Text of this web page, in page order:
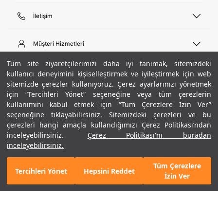
Tüm site ziyaretçilerimizi daha iyi tanımak, sitemizdeki
kullanıcı deneyimini kişiselleştirmek ve iyileştirmek için web
sitemizde çerezler kullanıyoruz. Çerez ayarlarınızı yönetmek
için “Tercihleri Yönet” seçeneğine veya tüm çerezlerin
kullanımını kabul etmek için “Tüm Çerezlere İzin Ver”
seçeneğine tıklayabilirsiniz. Sitemizdeki çerezleri ve bu
çerezleri hangi amaçla kullandığımızı Çerez Politikası’ndan
inceleyebilirsiniz.
Çerez Politikası'nı buradan
inceleyebilirsiniz.
Tercihleri Yönet Hepsini Reddet
Tüm Çerezlere
İzin Ver
+ 20 Renk
1.990 TL
%30
SEPETE EKLE
İletişim
444 02 00
Pazartesi - Cuma 09:00 - 18:00
E-posta
bilgi@underarmour.com
Müşteri Hizmetleri
Sipariş Sorgulama
Bize Ulaşın
Teslimat Bilgileri
İşlem Rehberi
İade ve Değişimler
Sıkça Sorulan Sorular
Beden Rehberi
Site Haritası
Hakkımızda
Ticari Bilgiler
Hükümler ve Koşullar
Gizlilik Politikası
Çerez Politikası
Kariyer
ETBİS
UA Sosyal Medya
Instagram
Facebook
Twitter
Popüler Kategoriler
Erkek Basketbol Ayakkabısı
Çocuk Basketbol Ayakkabısı
Erkek Eşofman
Kadın Tayt